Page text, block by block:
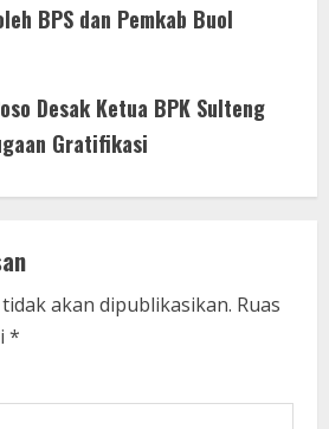
BPS dan Pemkab Buol
Desak Ketua BPK Sulteng
Gratifikasi
akan dipublikasikan. Ruas
*